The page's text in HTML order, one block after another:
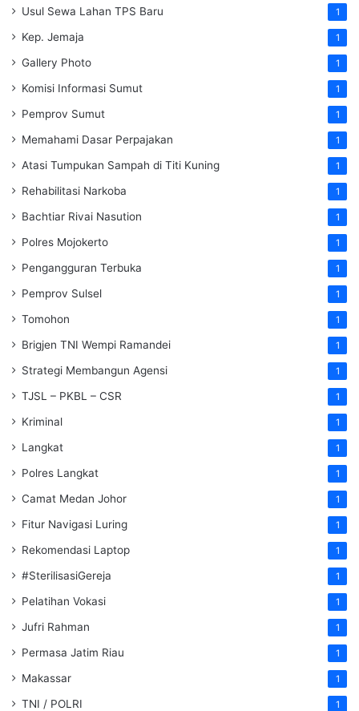
Usul Sewa Lahan TPS Baru 1
Kep. Jemaja 1
Gallery Photo 1
Komisi Informasi Sumut 1
Pemprov Sumut 1
Memahami Dasar Perpajakan 1
Atasi Tumpukan Sampah di Titi Kuning 1
Rehabilitasi Narkoba 1
Bachtiar Rivai Nasution 1
Polres Mojokerto 1
Pengangguran Terbuka 1
Pemprov Sulsel 1
Tomohon 1
Brigjen TNI Wempi Ramandei 1
Strategi Membangun Agensi 1
TJSL – PKBL – CSR 1
Kriminal 1
Langkat 1
Polres Langkat 1
Camat Medan Johor 1
Fitur Navigasi Luring 1
Rekomendasi Laptop 1
#SterilisasiGereja 1
Pelatihan Vokasi 1
Jufri Rahman 1
Permasa Jatim Riau 1
Makassar 1
TNI / POLRI 1